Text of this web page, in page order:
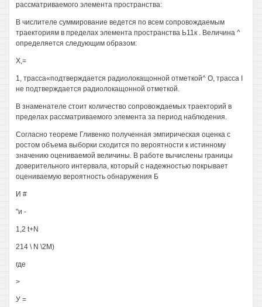
рассматриваемого элемента пространства:
В числителе суммирование ведется по всем сопровождаемым
траекториям в пределах элемента пространства Ь11к . Величина ^
определяется следующим образом:
Х,=
1, трасса«подтверждается радиолокащонной отметкой^ О, трасса I
не подтверждается радиолокащонной отметкой.
В знаменателе стоит количество сопровождаемых траекторий в
пределах рассматриваемого элемента за период наблюдения.
Согласно теореме Гливенко полученная эмпирическая оценка с
ростом объема выборки сходится по вероятности к истинному
значению оцениваемой величины. В работе вычислены границы
доверительного интервала, который с надежностью покрывает
оцениваемую вероятность обнаружения Б
И #
"и -
1,2 t+N
214 \ N \2М)
где
>
У =